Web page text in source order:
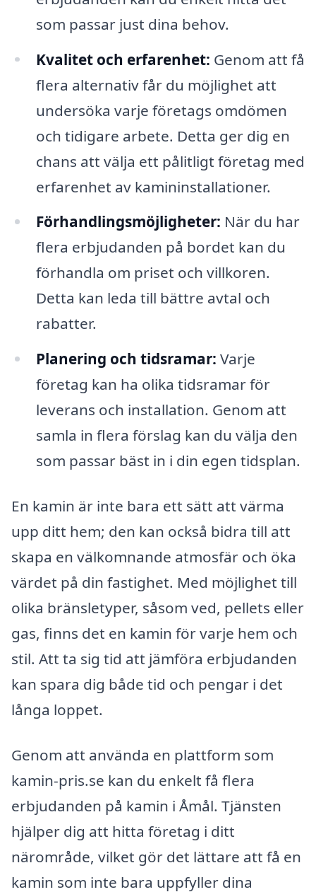
som passar just dina behov.
Kvalitet och erfarenhet: Genom att få
flera alternativ får du möjlighet att
undersöka varje företags omdömen
och tidigare arbete. Detta ger dig en
chans att välja ett pålitligt företag med
erfarenhet av kamininstallationer.
Förhandlingsmöjligheter: När du har
flera erbjudanden på bordet kan du
förhandla om priset och villkoren.
Detta kan leda till bättre avtal och
rabatter.
Planering och tidsramar: Varje
företag kan ha olika tidsramar för
leverans och installation. Genom att
samla in flera förslag kan du välja den
som passar bäst in i din egen tidsplan.
En kamin är inte bara ett sätt att värma
upp ditt hem; den kan också bidra till att
skapa en välkomnande atmosfär och öka
värdet på din fastighet. Med möjlighet till
olika bränsletyper, såsom ved, pellets eller
gas, finns det en kamin för varje hem och
stil. Att ta sig tid att jämföra erbjudanden
kan spara dig både tid och pengar i det
långa loppet.
Genom att använda en plattform som
kamin-pris.se kan du enkelt få flera
erbjudanden på kamin i Åmål. Tjänsten
hjälper dig att hitta företag i ditt
närområde, vilket gör det lättare att få en
kamin som inte bara uppfyller dina